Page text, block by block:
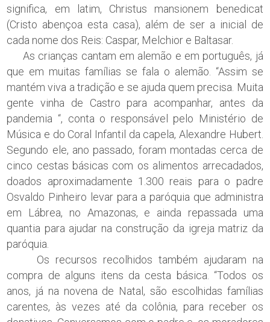
significa, em latim, Christus mansionem benedicat
(Cristo abençoa esta casa), além de ser a inicial de
cada nome dos Reis: Caspar, Melchior e Baltasar.
As crianças cantam em alemão e em português, já
que em muitas famílias se fala o alemão. “Assim se
mantém viva a tradição e se ajuda quem precisa. Muita
gente vinha de Castro para acompanhar, antes da
pandemia “, conta o responsável pelo Ministério de
Música e do Coral Infantil da capela, Alexandre Hubert.
Segundo ele, ano passado, foram montadas cerca de
cinco cestas básicas com os alimentos arrecadados,
doados aproximadamente 1.300 reais para o padre
Osvaldo Pinheiro levar para a paróquia que administra
em Lábrea, no Amazonas, e ainda repassada uma
quantia para ajudar na construção da igreja matriz da
paróquia.
Os recursos recolhidos também ajudaram na
compra de alguns itens da cesta básica. “Todos os
anos, já na novena de Natal, são escolhidas famílias
carentes, às vezes até da colônia, para receber os